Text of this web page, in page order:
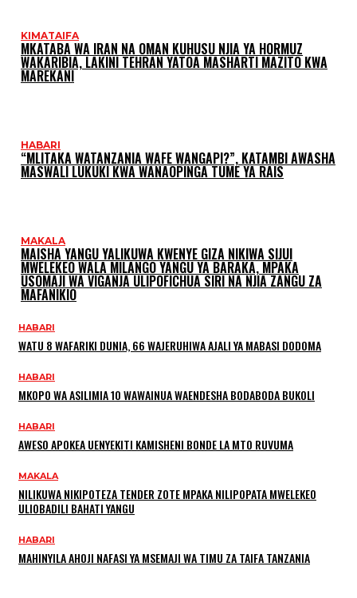
KIMATAIFA
MKATABA WA IRAN NA OMAN KUHUSU NJIA YA HORMUZ
WAKARIBIA, LAKINI TEHRAN YATOA MASHARTI MAZITO KWA
MAREKANI
HABARI
“MLITAKA WATANZANIA WAFE WANGAPI?”, KATAMBI AWASHA
MASWALI LUKUKI KWA WANAOPINGA TUME YA RAIS
MAKALA
MAISHA YANGU YALIKUWA KWENYE GIZA NIKIWA SIJUI
MWELEKEO WALA MILANGO YANGU YA BARAKA, MPAKA
USOMAJI WA VIGANJA ULIPOFICHUA SIRI NA NJIA ZANGU ZA
MAFANIKIO
HABARI
WATU 8 WAFARIKI DUNIA, 66 WAJERUHIWA AJALI YA MABASI DODOMA
HABARI
MKOPO WA ASILIMIA 10 WAWAINUA WAENDESHA BODABODA BUKOLI
HABARI
AWESO APOKEA UENYEKITI KAMISHENI BONDE LA MTO RUVUMA
MAKALA
NILIKUWA NIKIPOTEZA TENDER ZOTE MPAKA NILIPOPATA MWELEKEO
ULIOBADILI BAHATI YANGU
HABARI
MAHINYILA AHOJI NAFASI YA MSEMAJI WA TIMU ZA TAIFA TANZANIA